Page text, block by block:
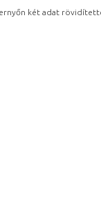
két adat